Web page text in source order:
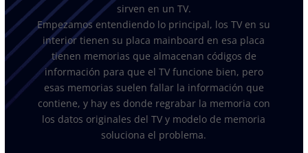
sirven en un TV.
Empezamos entendiendo lo principal, los TV en su
interior tienen su placa mainboard en esa placa
tienen memorias que almacenan códigos de
información para que el TV funcione bien, pero
esas memorias suelen fallar la información que
contiene, y hay es donde regrabar la memoria con
los datos originales del TV y modelo de memoria
soluciona el problema.